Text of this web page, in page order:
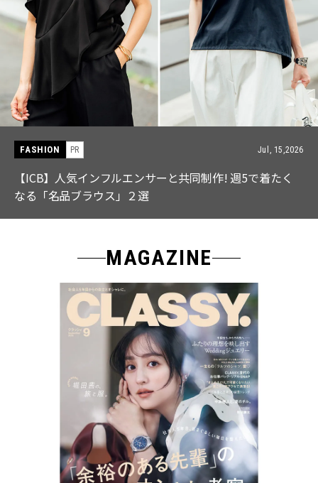
FASHION PR Jul, 15,2026
【ICB】人気インフルエンサーと共同制作! 週5で着たく
なる「名品ブラウス」２選
MAGAZINE